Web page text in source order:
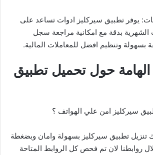
يوفر تطبيق سيركليز ادوات تساعد على
الشهرية بدقة مع امكانية مراجعة سجل
بسهولة وتنظيم افضل للمعاملات المالية.
الهامة حول تحميل تطبيق
سيركليز امن علي الهواتف ؟
تنزيل تطبيق سيركليز بسهولة وامان وبضغطة
روابطنا لان تم فحص كل الروابط المتاحة